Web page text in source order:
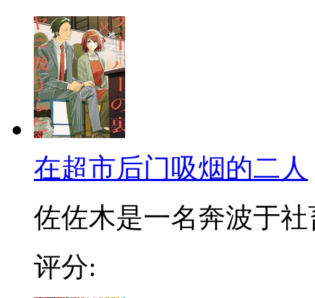
在超市后门吸烟的二人
佐佐木是一名奔波于社
评分: